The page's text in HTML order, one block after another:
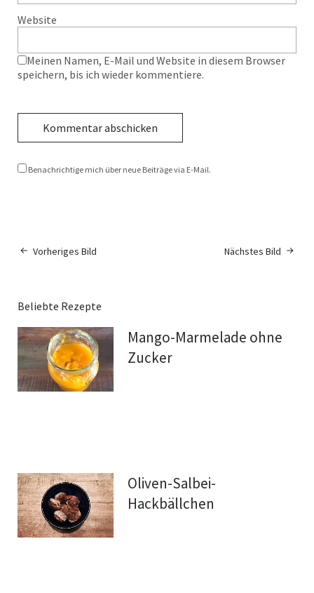
Website
Meinen Namen, E-Mail und Website in diesem Browser
speichern, bis ich wieder kommentiere.
Benachrichtige mich über neue Beiträge via E-Mail.
Nächstes Bild
Vorheriges Bild
Beliebte Rezepte
Mango-Marmelade ohne
Zucker
Oliven-Salbei-
Hackbällchen